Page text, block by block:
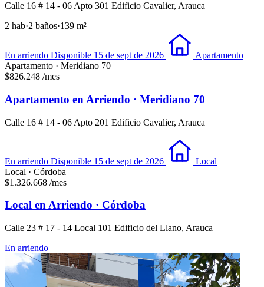
Calle 16 # 14 - 06 Apto 301 Edificio Cavalier, Arauca
2 hab·2 baños·139 m²
En arriendo Disponible 15 de sept de 2026
Apartamento
Apartamento · Meridiano 70
$826.248 /mes
Apartamento en Arriendo · Meridiano 70
Calle 16 # 14 - 06 Apto 201 Edificio Cavalier, Arauca
En arriendo Disponible 15 de sept de 2026
Local
Local · Córdoba
$1.326.668 /mes
Local en Arriendo · Córdoba
Calle 23 # 17 - 14 Local 101 Edificio del Llano, Arauca
En arriendo